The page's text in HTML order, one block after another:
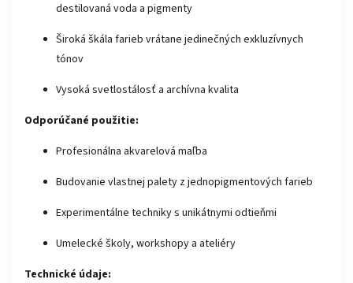
destilovaná voda a pigmenty
Široká škála farieb vrátane jedinečných exkluzívnych
tónov
Vysoká svetlostálosť a archívna kvalita
Odporúčané použitie:
Profesionálna akvarelová maľba
Budovanie vlastnej palety z jednopigmentových farieb
Experimentálne techniky s unikátnymi odtieňmi
Umelecké školy, workshopy a ateliéry
Technické údaje: